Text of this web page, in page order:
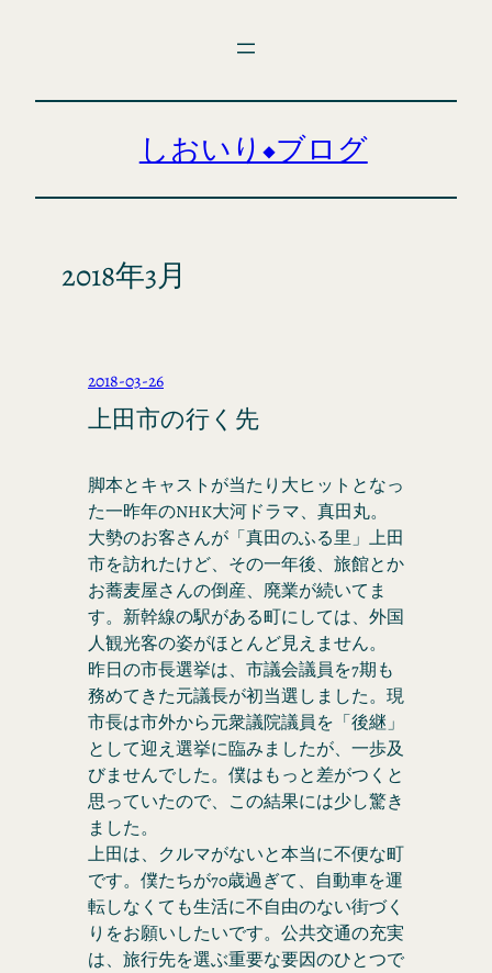
しおいり◆ブログ
2018年3月
2018-03-26
上田市の行く先
脚本とキャストが当たり大ヒットとなっ
た一昨年のNHK大河ドラマ、真田丸。
大勢のお客さんが「真田のふる里」上田
市を訪れたけど、その一年後、旅館とか
お蕎麦屋さんの倒産、廃業が続いてま
す。新幹線の駅がある町にしては、外国
人観光客の姿がほとんど見えません。
昨日の市長選挙は、市議会議員を7期も
務めてきた元議長が初当選しました。現
市長は市外から元衆議院議員を「後継」
として迎え選挙に臨みましたが、一歩及
びませんでした。僕はもっと差がつくと
思っていたので、この結果には少し驚き
ました。
上田は、クルマがないと本当に不便な町
です。僕たちが70歳過ぎて、自動車を運
転しなくても生活に不自由のない街づく
りをお願いしたいです。公共交通の充実
は、旅行先を選ぶ重要な要因のひとつで